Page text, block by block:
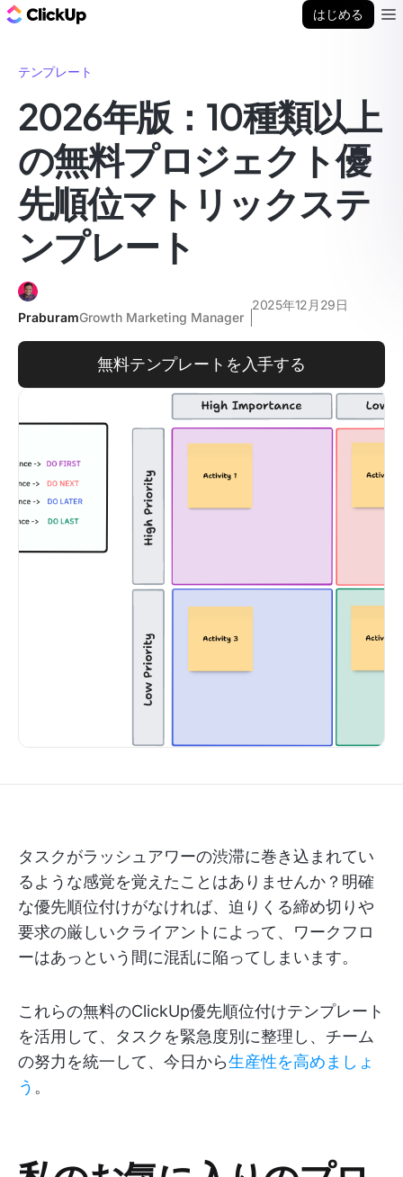
はじめる
テンプレート
2026年版：10種類以上
の無料プロジェクト優
先順位マトリックステ
ンプレート
PraburamGrowth Marketing Manager
2025年12月29日
無料テンプレートを入手する
タスクがラッシュアワーの渋滞に巻き込まれてい
るような感覚を覚えたことはありませんか？明確
な優先順位付けがなければ、迫りくる締め切りや
要求の厳しいクライアントによって、ワークフロ
ーはあっという間に混乱に陥ってしまいます。
これらの無料のClickUp優先順位付けテンプレート
を活用して、タスクを緊急度別に整理し、チーム
の努力を統一して、今日から生産性を高めましょ
う 。